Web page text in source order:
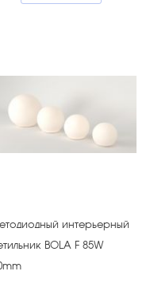
интерьерный
BOLA F 85W